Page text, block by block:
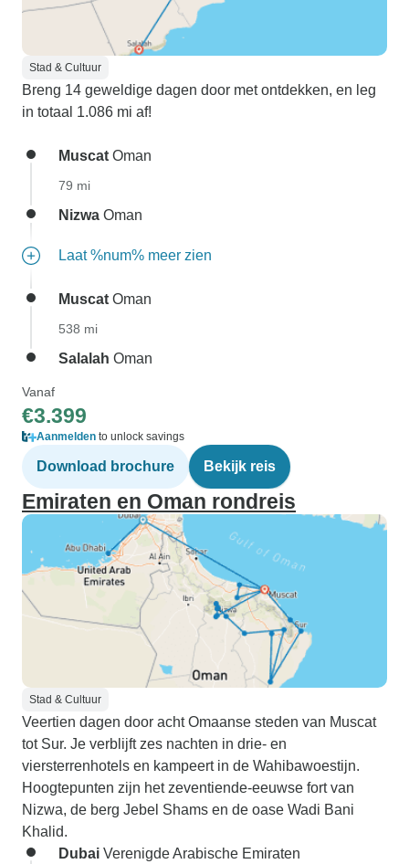
Stad & Cultuur
Breng 14 geweldige dagen door met ontdekken, en leg
in totaal 1.086 mi af!
Muscat Oman
79 mi
Nizwa Oman
Laat %num% meer zien
Muscat Oman
538 mi
Salalah Oman
Vanaf
€3.399
Aanmelden to unlock savings
Download brochure Bekijk reis
Emiraten en Oman rondreis
Stad & Cultuur
Veertien dagen door acht Omaanse steden van Muscat
tot Sur. Je verblijft zes nachten in drie- en
viersterrenhotels en kampeert in de Wahibawoestijn.
Hoogtepunten zijn het zeventiende-eeuwse fort van
Nizwa, de berg Jebel Shams en de oase Wadi Bani
Khalid.
Dubai Verenigde Arabische Emiraten